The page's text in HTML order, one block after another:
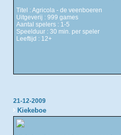
Titel : Agricola - de veenboeren
Uitgeverij : 999 games
Aantal spelers : 1-5
Speelduur : 30 min. per speler
Leeftijd : 12+
21-12-2009
Kiekeboe